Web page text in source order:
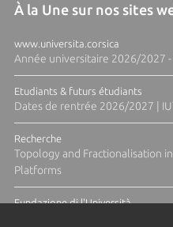
À la Une sur nos sites
www.universita.corsica
Année universitaire 2026/2027
Etudiants & futurs étudiants
Dates de rentrée 2026/2027 |
Recherche
Topology and Fractionalisation
Platforms
Fundazione di l'Università